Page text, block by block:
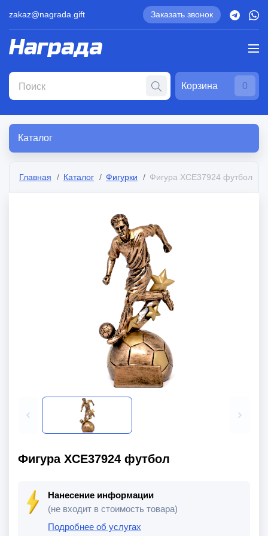
zakaz@nagrada.gift Заказать звонок
Корзина 0
Каталог
Главная Каталог Фигурки Фигура XCE37924 футбол
Фигура XCE37924 футбол
Нанесение информации
(не входит в стоимость товара)
Подробнее об услугах